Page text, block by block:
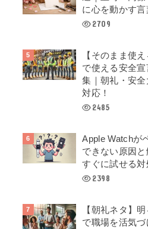
に心を動かす言
2709
【そのまま使
で使える安全宣
集｜朝礼・安全
対応！
2485
Apple Watchが
できない原因と
すぐに試せる対
2398
【朝礼ネタ】
で職場を活気づ